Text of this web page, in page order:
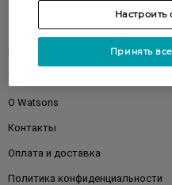
Клиентам
Watsons Club
О Watsons
Контакты
Оплата и доставка
Политика конфиденциальности
Принять